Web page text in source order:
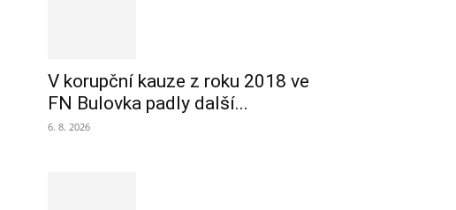
V korupční kauze z roku 2018 ve
FN Bulovka padly další...
6. 8. 2026